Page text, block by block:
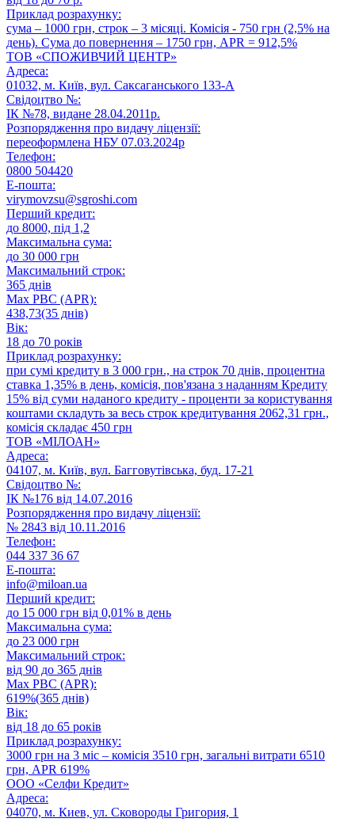
Приклад розрахунку:
сума – 1000 грн, строк – 3 місяці. Комісія - 750 грн (2,5% на
день). Сума до повернення – 1750 грн, APR = 912,5%
ТОВ «СПОЖИВЧИЙ ЦЕНТР»
Адреса:
01032, м. Київ, вул. Саксаганського 133-А
Свідоцтво №:
ІК №78, видане 28.04.2011р.
Розпорядження про видачу ліцензії:
переоформлена НБУ 07.03.2024р
Телефон:
0800 504420
E-пошта:
virymovzsu@sgroshi.com
Перший кредит:
до 8000, під 1,2
Максимальна сума:
до 30 000 грн
Максимальний строк:
365 днів
Max РВС (APR):
438,73(35 днів)
Вік:
18 до 70 років
Приклад розрахунку:
при сумі кредиту в 3 000 грн., на строк 70 днів, процентна
ставка 1,35% в день, комісія, пов'язана з наданням Кредиту
15% від суми наданого кредиту - проценти за користування
коштами складуть за весь строк кредитування 2062,31 грн.,
комісія складає 450 грн
ТОВ «МІЛОАН»
Адреса:
04107, м. Київ, вул. Багговутівська, буд. 17-21
Свідоцтво №:
ІК №176 від 14.07.2016
Розпорядження про видачу ліцензії:
№ 2843 від 10.11.2016
Телефон:
044 337 36 67
E-пошта:
info@miloan.ua
Перший кредит:
до 15 000 грн від 0,01% в день
Максимальна сума:
до 23 000 грн
Максимальний строк:
від 90 до 365 днів
Max РВС (APR):
619%(365 днів)
Вік:
від 18 до 65 років
Приклад розрахунку:
3000 грн на 3 міс – комісія 3510 грн, загальні витрати 6510
грн, APR 619%
ООО «Селфи Кредит»
Адреса:
04070, м. Киев, ул. Сковороды Григория, 1